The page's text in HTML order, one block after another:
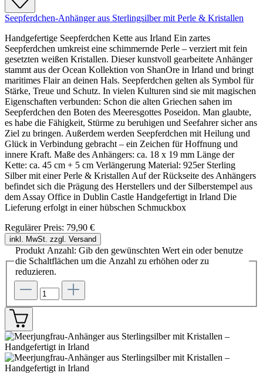
Seepferdchen-Anhänger aus Sterlingsilber mit Perle & Kristallen
Handgefertige Seepferdchen Kette aus Irland Ein zartes
Seepferdchen umkreist eine schimmernde Perle – verziert mit fein
gesetzten weißen Kristallen. Dieser kunstvoll gearbeitete Anhänger
stammt aus der Ocean Kollektion von ShanOre in Irland und bringt
maritimes Flair an deinen Hals. Seepferdchen gelten als Symbol für
Stärke, Treue und Schutz. In vielen Kulturen sind sie mit magischen
Eigenschaften verbunden: Schon die alten Griechen sahen im
Seepferdchen den Boten des Meeresgottes Poseidon. Man glaubte,
es habe die Fähigkeit, Stürme zu beruhigen und Seefahrer sicher ans
Ziel zu bringen. Außerdem werden Seepferdchen mit Heilung und
Glück in Verbindung gebracht – ein Zeichen für Hoffnung und
innere Kraft. Maße des Anhängers: ca. 18 x 19 mm Länge der
Kette: ca. 45 cm + 5 cm Verlängerung Material: 925er Sterling
Silber mit einer Perle & Kristallen Auf der Rückseite des Anhängers
befindet sich die Prägung des Herstellers und der Silberstempel aus
dem Assay Office in Dublin Castle Handgefertigt in Irland Die
Lieferung erfolgt in einer hübschen Schmuckbox
Regulärer Preis: 79,90 €
inkl. MwSt. zzgl. Versand
Produkt Anzahl: Gib den gewünschten Wert ein oder benutze
die Schaltflächen um die Anzahl zu erhöhen oder zu
reduzieren.